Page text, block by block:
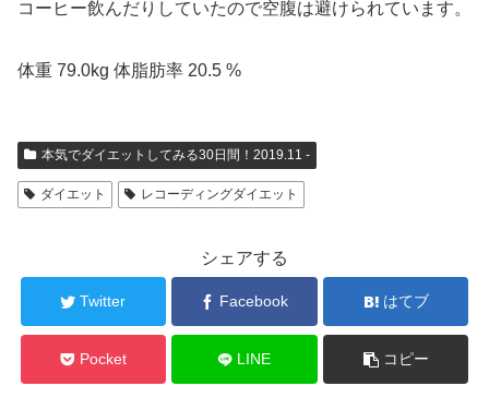
コーヒー飲んだりしていたので空腹は避けられています。
体重 79.0kg 体脂肪率 20.5 %
本気でダイエットしてみる30日間！2019.11 -
ダイエット レコーディングダイエット
シェアする
Twitter Facebook はてブ
Pocket LINE コピー